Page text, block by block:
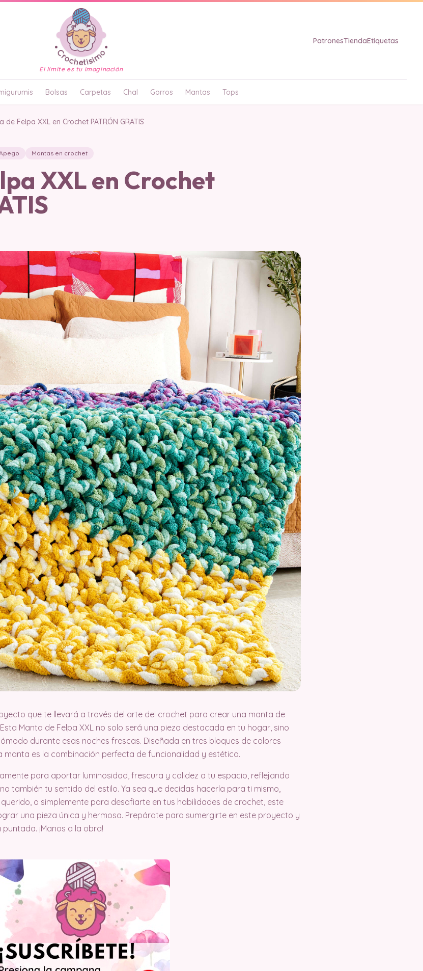
El límite es tu imaginación
PatronesTiendaEtiquetas
Bolsas Carpetas Chal Gorros Mantas Tops
de Felpa XXL en Crochet PATRÓN GRATIS
Mantas en crochet
XXL en Crochet
que te llevará a través del arte del crochet para crear una manta de
Manta de Felpa XXL no solo será una pieza destacada en tu hogar, sino
durante esas noches frescas. Diseñada en tres bloques de colores
manta es la combinación perfecta de funcionalidad y estética.
para aportar luminosidad, frescura y calidez a tu espacio, reflejando
también tu sentido del estilo. Ya sea que decidas hacerla para ti mismo,
o simplemente para desafiarte en tus habilidades de crochet, este
una pieza única y hermosa. Prepárate para sumergirte en este proyecto y
¡Manos a la obra!